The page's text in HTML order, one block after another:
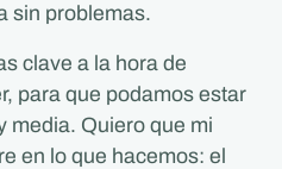
sin problemas.
clave a la hora de
para que podamos estar
media. Quiero que mi
en lo que hacemos: el